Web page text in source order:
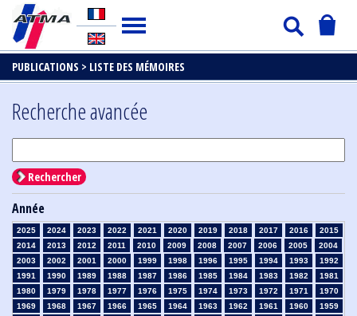
PUBLICATIONS > LISTE DES MÉMOIRES
Recherche avancée
Rechercher
Année
2025 2024 2023 2022 2021 2020 2019 2018 2017 2016
2015
2014
2013 2012 2011 2010 2009 2008 2007 2006 2005
2004
2003
2002 2001 2000 1999 1998 1996 1995 1994 1993
1992
1991
1990 1989 1988 1987 1986 1985 1984 1983 1982
1981
1980
1979 1978 1977 1976 1975 1974 1973 1972 1971
1970
1969
1968 1967 1966 1965 1964 1963 1962 1961 1960
1959